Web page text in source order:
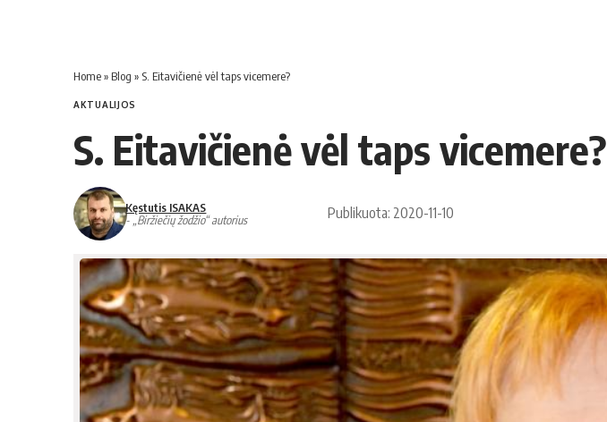
Home» Blog » S. Eitavičienė vėl taps vicemere?
AKTUALIJOS
S. Eitavičienė vėl taps vicemere?
Kęstutis ISAKAS
- „Biržiečių žodžio“ autorius
Publikuota: 2020-11-10